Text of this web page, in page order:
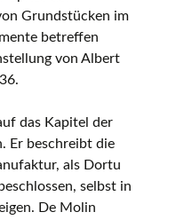
Grundstücken im
betreffen
von Albert
das Kapitel der
Er beschreibt die
als Dortu
selbst in
De Molin